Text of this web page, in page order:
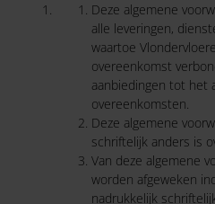
Deze algemene
alle leveringen,
waartoe
overeenkomst
aanbiedingen tot het
overeenkomsten.
Deze algemene
schriftelijk anders is
Van deze algemene
worden afgeweken
nadrukkelijk